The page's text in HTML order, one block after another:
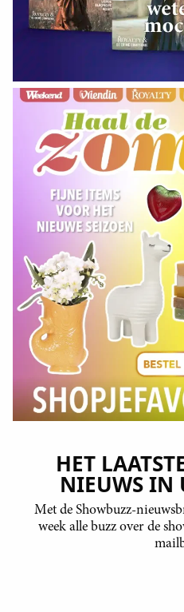
HET
NIEUWS IN
Met de Showbuzz-
week alle buzz over de